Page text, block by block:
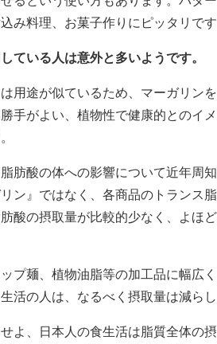
み料理、お菓子作りにピッタリです
ている人は意外と多いようです。
用途が似ているため、マーガリン
手がよい、植物性で健康的とのイ
肪酸の体への影響について近年周
ン』ではなく、各商品のトランス
酸の摂取量が比較的少なく、よほ
プ麺、植物油脂等の加工品に幅広
活の人は、なるべく摂取量は減ら
よ、日本人の食生活は脂質全体の